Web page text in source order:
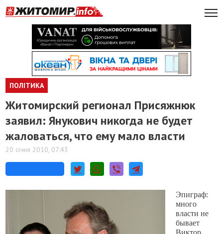
ПОЛІТИКА
Житомирский регионал Присяжнюк
заявил: Янукович никогда не будет
жаловаться, что ему мало власти
20 січня 2010, 07:43
Эпиграф:
много
власти не
бывает
Виктор